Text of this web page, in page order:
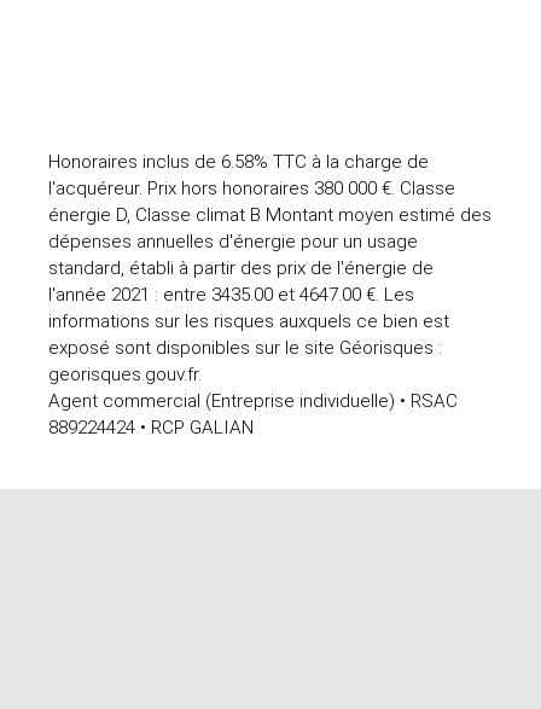
Honoraires inclus de 6.58% TTC à la charge de
l'acquéreur. Prix hors honoraires 380 000 €. Classe
énergie D, Classe climat B Montant moyen estimé des
dépenses annuelles d'énergie pour un usage
standard, établi à partir des prix de l'énergie de
l'année 2021 : entre 3435.00 et 4647.00 €. Les
informations sur les risques auxquels ce bien est
exposé sont disponibles sur le site Géorisques :
georisques.gouv.fr.
Agent commercial (Entreprise individuelle) • RSAC
889224424 • RCP GALIAN